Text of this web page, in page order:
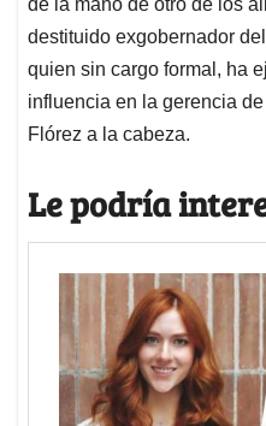
de la mano de otro de los
destituido exgobernador
quien sin cargo formal, ha
influencia en la gerencia
Flórez a la cabeza.
Le podría